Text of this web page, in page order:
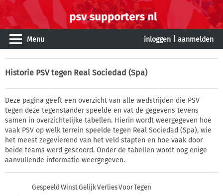
Menu inloggen aanmelden
Historie PSV tegen Real Sociedad (Spa)
Deze pagina geeft een overzicht van alle wedstrijden die PSV
tegen deze tegenstander speelde en vat de gegevens tevens
samen in overzichtelijke tabellen. Hierin wordt weergegeven hoe
vaak PSV op welk terrein speelde tegen Real Sociedad (Spa), wie
het meest zegevierend van het veld stapten en hoe vaak door
beide teams werd gescoord. Onder de tabellen wordt nog enige
aanvullende informatie weergegeven.
Gespeeld WinstGelijkVerliesVoorTegen